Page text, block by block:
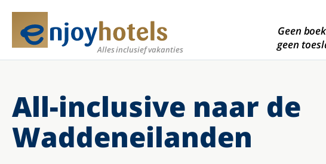
Alles inclusief vakanties
Meer dan 2000
Geen
geen
All-inclusive naar de
Waddeneilanden